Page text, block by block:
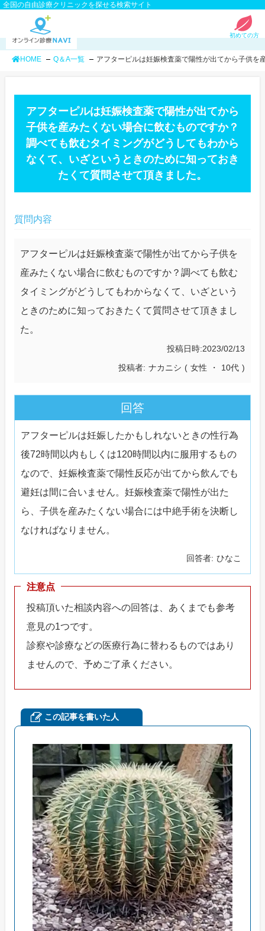
全国の自由診療クリニックを探せる検索サイト
初めての方
HOME Q＆A一覧 アフターピルは妊娠検査薬で陽性が出てから子供
アフターピルは妊娠検査薬で陽性が出てから
子供を産みたくない場合に飲むものですか？
調べても飲むタイミングがどうしてもわから
なくて、いざというときのために知っておき
たくて質問させて頂きました。
質問内容
アフターピルは妊娠検査薬で陽性が出てから子供を
産みたくない場合に飲むものですか？調べても飲む
タイミングがどうしてもわからなくて、いざという
ときのために知っておきたくて質問させて頂きまし
た。
投稿日時 2023/02/13
投稿者 ナカニシ ( 女性 ・ 10代 )
回答
アフターピルは妊娠したかもしれないときの性行為
後72時間以内もしくは120時間以内に服用するもの
なので、妊娠検査薬で陽性反応が出てから飲んでも
避妊は間に合いません。妊娠検査薬で陽性が出た
ら、子供を産みたくない場合には中絶手術を決断し
なければなりません。
回答者 ひなこ
注意点
投稿頂いた相談内容への回答は、あくまでも参考
意見の1つです。
診察や診療などの医療行為に替わるものではあり
ませんので、予めご了承ください。
この記事を書いた人